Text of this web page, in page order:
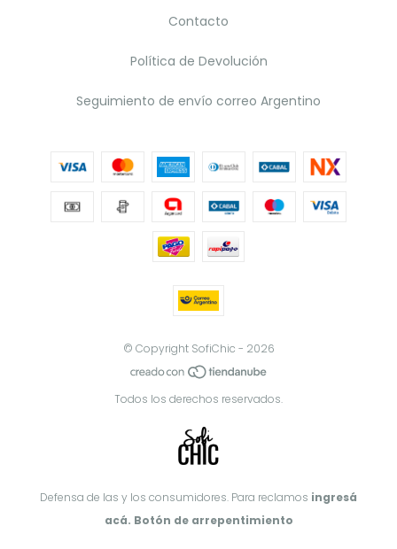
Contacto
Política de Devolución
Seguimiento de envío correo Argentino
© Copyright SofiChic - 2026
Todos los derechos reservados.
Defensa de las y los consumidores. Para reclamos ingresá
acá. Botón de arrepentimiento